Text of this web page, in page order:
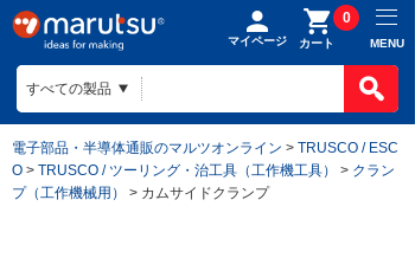
マイページ カート
0
MENU
電子部品・半導体通販のマルツオンライン > TRUSCO / ESC
O > TRUSCO / ツーリング・治工具（工作機工具） > クラン
プ（工作機械用）
> カムサイドクランプ